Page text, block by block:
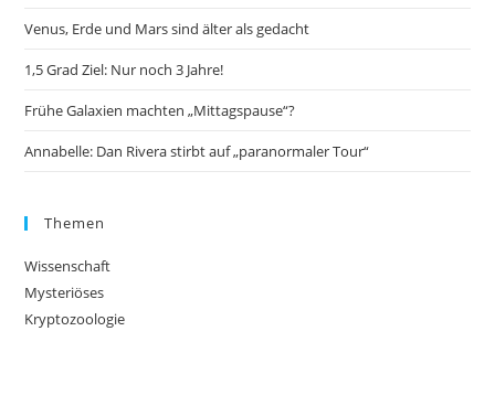
Venus, Erde und Mars sind älter als gedacht
1,5 Grad Ziel: Nur noch 3 Jahre!
Frühe Galaxien machten „Mittagspause“?
Annabelle: Dan Rivera stirbt auf „paranormaler Tour“
Themen
Wissenschaft
Mysteriöses
Kryptozoologie